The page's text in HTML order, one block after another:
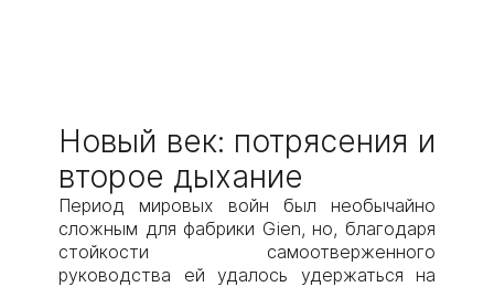
Новый век: потрясения и
второе дыхание
Период мировых войн был необычайно
сложным для фабрики Gien, но, благодаря
стойкости самоотверженного
руководства ей удалось удержаться на